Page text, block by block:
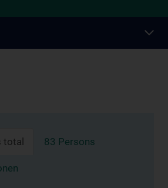
total 83 Persons